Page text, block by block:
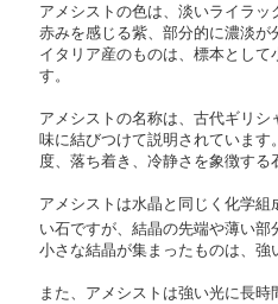
アメシストの色は、淡いライラッ
赤みを感じる紫、部分的に濃淡が
イタリア産のものは、標本とし
す。
アメシストの名称は、古代ギリ
味に結びつけて説明されていま
度、落ち着き、冷静さを象徴する
アメシストは水晶と同じく化学組
い石ですが、結晶の先端や薄い
小さな結晶が集まったものは、強
また、アメシストは強い光に長